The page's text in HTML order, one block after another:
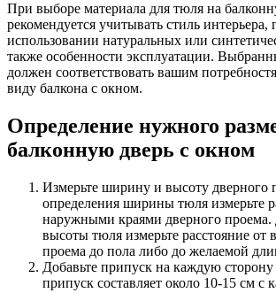
При выборе материала для тюля на
рекомендуется учитывать стиль интерьера,
использовании натуральных или
также особенности эксплуатации.
должен соответствовать вашим
виду балкона с окном.
Определение нужного
балконную дверь с окном
Измерьте ширину и высоту дверного
определения ширины тюля измерьте
наружными краями дверного проема.
высоты тюля измерьте расстояние от
проема до пола либо до желаемой
Добавьте припуск на каждую
припуск составляет около 10-15 см с